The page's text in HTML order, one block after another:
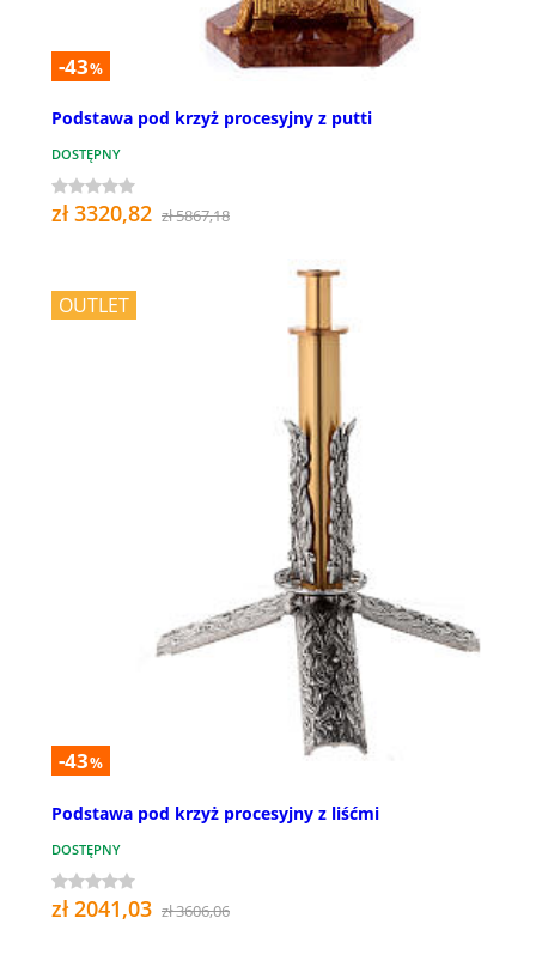
-43%
Podstawa pod krzyż procesyjny z putti
DOSTĘPNY
zł 3320,82 zł 5867,18
OUTLET
-43%
Podstawa pod krzyż procesyjny z liśćmi
DOSTĘPNY
zł 2041,03 zł 3606,06